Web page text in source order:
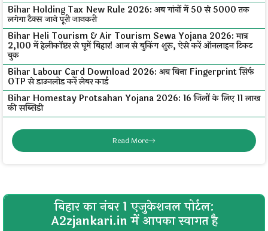
Bihar Holding Tax New Rule 2026: अब गांवों में ₹50 से ₹5000 तक
लगेगा टैक्स जाने पूरी जानकरी
Bihar Heli Tourism & Air Tourism Sewa Yojana 2026: मात्र
₹2,100 में हेलीकॉप्टर से घूमें बिहार! आज से बुकिंग शुरू, ऐसे करें ऑनलाइन टिकट
बुक
Bihar Labour Card Download 2026: अब बिना Fingerprint सिर्फ
OTP से डाउनलोड करें लेबर कार्ड
Bihar Homestay Protsahan Yojana 2026: 16 जिलों के लिए ₹11 लाख
की सब्सिडी
Read More
बिहार का नंबर 1 एजुकेशनल पोर्टल:
A2zjankari.in में आपका स्वागत है